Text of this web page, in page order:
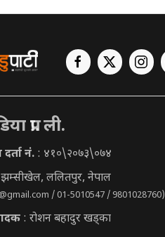
प्रा. ली.
नं. : ४१०\२०७३\०७४
ललितपुर, नेपाल
/ 01-5010547 / 9801028760)
: रोशन बहादुर खड्का